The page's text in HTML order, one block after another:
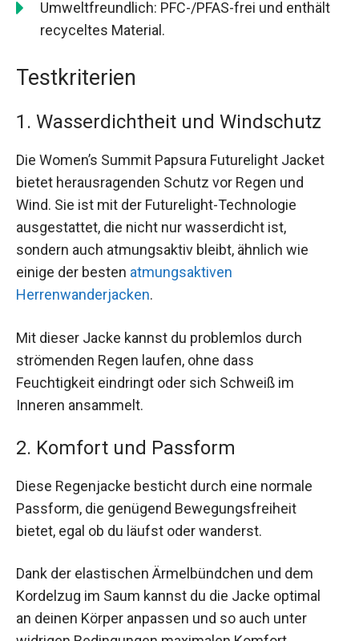
Umweltfreundlich: PFC-/PFAS-frei und enthält
recyceltes Material.
Testkriterien
1. Wasserdichtheit und Windschutz
Die Women’s Summit Papsura Futurelight Jacket
bietet herausragenden Schutz vor Regen und
Wind. Sie ist mit der Futurelight-Technologie
ausgestattet, die nicht nur wasserdicht ist,
sondern auch atmungsaktiv bleibt, ähnlich wie
einige der besten atmungsaktiven
Herrenwanderjacken.
Mit dieser Jacke kannst du problemlos durch
strömenden Regen laufen, ohne dass
Feuchtigkeit eindringt oder sich Schweiß im
Inneren ansammelt.
2. Komfort und Passform
Diese Regenjacke besticht durch eine normale
Passform, die genügend Bewegungsfreiheit
bietet, egal ob du läufst oder wanderst.
Dank der elastischen Ärmelbündchen und dem
Kordelzug im Saum kannst du die Jacke optimal
an deinen Körper anpassen und so auch unter